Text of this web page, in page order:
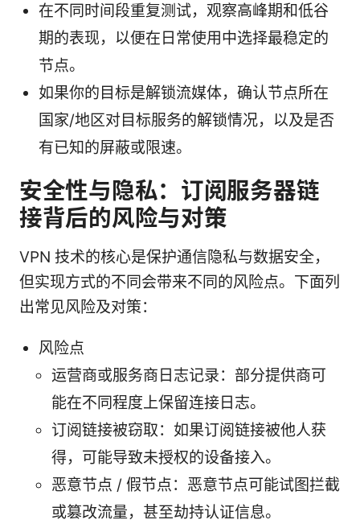
在不同时间段重复测试，观察高峰期和低谷
期的表现，以便在日常使用中选择最稳定的
节点。
如果你的目标是解锁流媒体，确认节点所在
国家/地区对目标服务的解锁情况，以及是否
有已知的屏蔽或限速。
安全性与隐私：订阅服务器链
接背后的风险与对策
VPN 技术的核心是保护通信隐私与数据安全，
但实现方式的不同会带来不同的风险点。下面列
出常见风险及对策：
风险点
运营商或服务商日志记录：部分提供商可
能在不同程度上保留连接日志。
订阅链接被窃取：如果订阅链接被他人获
得，可能导致未授权的设备接入。
恶意节点 / 假节点：恶意节点可能试图拦截
或篡改流量，甚至劫持认证信息。